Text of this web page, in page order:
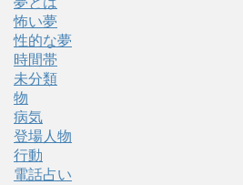
怖い夢
性的な夢
時間帯
未分類
物
病気
登場人物
行動
電話占い